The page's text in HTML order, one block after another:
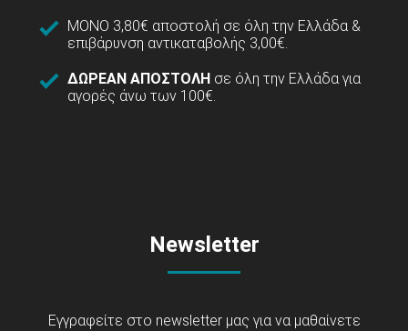
ΜΟΝΟ 3,80€ αποστολή σε όλη την Ελλάδα &
επιβάρυνση αντικαταβολής 3,00€.
ΔΩΡΕΑΝ ΑΠΟΣΤΟΛΗ σε όλη την Ελλάδα για
αγορές άνω των 100€.
Newsletter
Εγγραφείτε στο newsletter μας για να μαθαίνετε